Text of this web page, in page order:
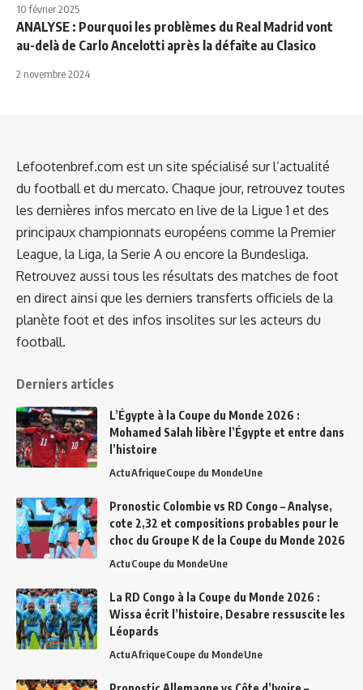
10 février 2025
ANALYSE : Pourquoi les problèmes du Real Madrid vont
au-delà de Carlo Ancelotti après la défaite au Clasico
2 novembre 2024
Lefootenbref.com est un site spécialisé sur l’actualité
du football et du mercato. Chaque jour, retrouvez toutes
les dernières infos mercato en live de la Ligue 1 et des
principaux championnats européens comme la Premier
League, la Liga, la Serie A ou encore la Bundesliga.
Retrouvez aussi tous les résultats des matches de foot
en direct ainsi que les derniers transferts officiels de la
planète foot et des infos insolites sur les acteurs du
football.
Derniers articles
L’Égypte à la Coupe du Monde 2026 :
Mohamed Salah libère l’Égypte et entre dans
l’histoire
ActuAfriqueCoupe du MondeUne
Pronostic Colombie vs RD Congo – Analyse,
cote 2,32 et compositions probables pour le
choc du Groupe K de la Coupe du Monde 2026
ActuCoupe du MondeUne
La RD Congo à la Coupe du Monde 2026 :
Wissa écrit l’histoire, Desabre ressuscite les
Léopards
ActuAfriqueCoupe du MondeUne